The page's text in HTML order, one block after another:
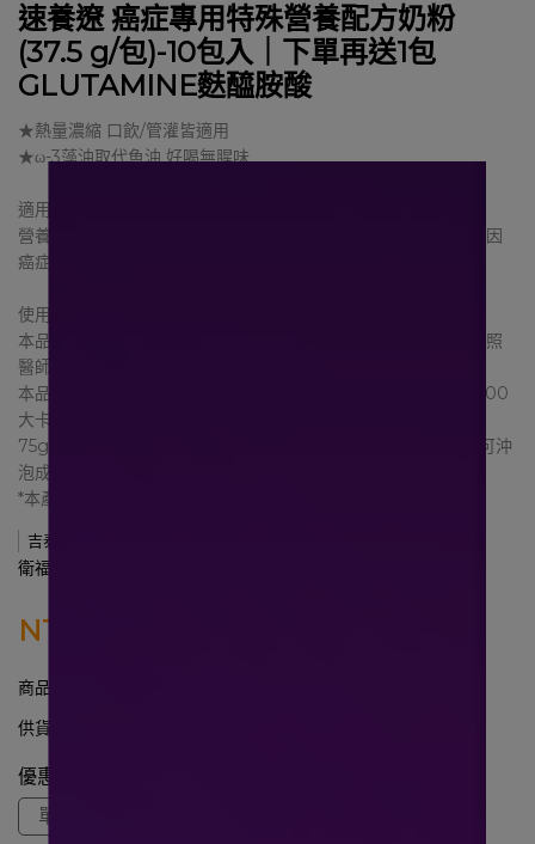
速養遼 癌症專用特殊營養配方奶粉
(37.5 g/包)-10包入｜下單再送1包
GLUTAMINE麩醯胺酸
★熱量濃縮 口飲/管灌皆適用
★ω-3藻油取代魚油 好喝無腥味
適用對象
營養不良需完整營養之癌症患者，包括蛋白質營養不良、衰弱、因
癌症治療副作用導致限制攝取流質食物者。
使用方法及用量
本品為可供管灌或直接飲用之營養品。每人每天所需熱量，請依照
醫師或營養師建議使用。
本品每份及用量 75g可提供302大卡的熱量，以每日建議攝取1500
大卡的飲食為例，每日約攝取5份。建議沖泡方法為取九匙（約
75g）速養遼癌症專用特殊營養配方，加入175cc的溫開水，即可沖
泡成240cc/杯。本產品可作為唯一營養來源。
*本產品含牛奶、大豆及麩質穀物，不適合其過敏體質者使用
吉泰
衛福部核准特定疾病配方食品
NT$800
商品編號:
供貨狀況:
優惠組合
單盒